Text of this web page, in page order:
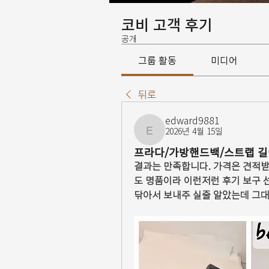
코비 고객 후기
공개
그룹 활동 미디어
뒤로
edward9881
edward9881
2026년 4월 15일
프라다/가방핸드백/스트랩
결과는 만족합니다. 가격은 견적
도 명품이라 이런저런 후기 보구
닦아서 보내주 실줄 알았는데 그